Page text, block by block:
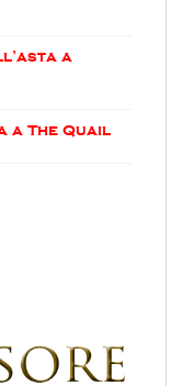
a
a The Quail